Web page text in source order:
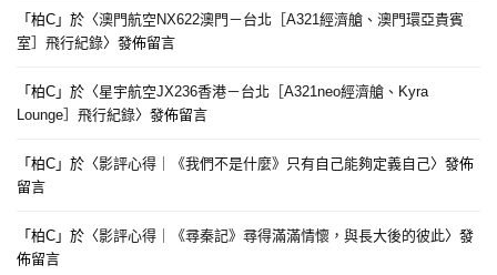
「 柏C 」於〈澳門航空NX622澳門－台北［A321經濟艙、澳門環亞貴賓
室］飛行紀錄〉發佈留言
「 柏C 」於〈星宇航空JX236香港－台北［A321neo經濟艙、Kyra
Lounge］飛行紀錄〉發佈留言
「 柏C 」於〈影評心得｜《我們不是什麼》只有自己能夠定義自己〉發佈
留言
「 柏C 」於〈影評心得｜《尋秦記》尋得滿滿情懷，與長大後的彼此〉發
佈留言